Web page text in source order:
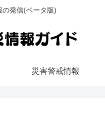
の発信(ベータ版)
災害警戒情報